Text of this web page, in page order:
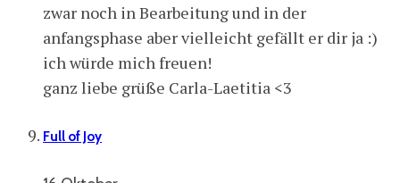
zwar noch in Bearbeitung und in der
anfangsphase aber vielleicht gefällt er dir ja :)
ich würde mich freuen!
ganz liebe grüße Carla-Laetitia <3
Full of Joy